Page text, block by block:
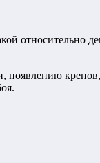
относительно